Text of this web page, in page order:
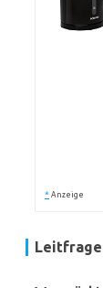
* Anzeige